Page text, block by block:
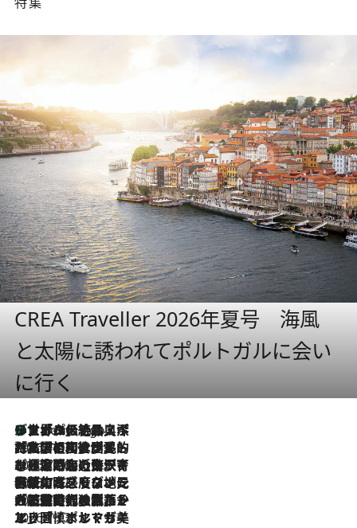
CREA Traveller 2026年夏号 海風
と太陽に誘われてポルトガルに会い
に行く
9 Hours Ago
リスボンの絶品スイーツ「パステル・デ・ナタ」とは？ポルトガル伝統の奥深い世界へ
2026.7.27
「私の祖国はポルトガル語です」国民的詩人フェルナンド・ペソアと、彼が愛した文学の街を歩く
2026.7.26
ポルトガル近海が育む極上の海の幸。キリリと冷えた白ワインと愉しむ、シーフード専門店の贅沢
2026.7.22
伝統の味をモダンに昇華。高感度な地元客が集う、リスボンの最旬ガストロノミー
2026.7.21
大航海時代の栄華から、震災、独裁、そして革命へ。ポルトガル・首都リスボンの石畳に刻まれた「歴史の光と影」
2026.7.13
エッセイ・ヤマザキマリ「慎ましくも美しき国 ポルトガル」